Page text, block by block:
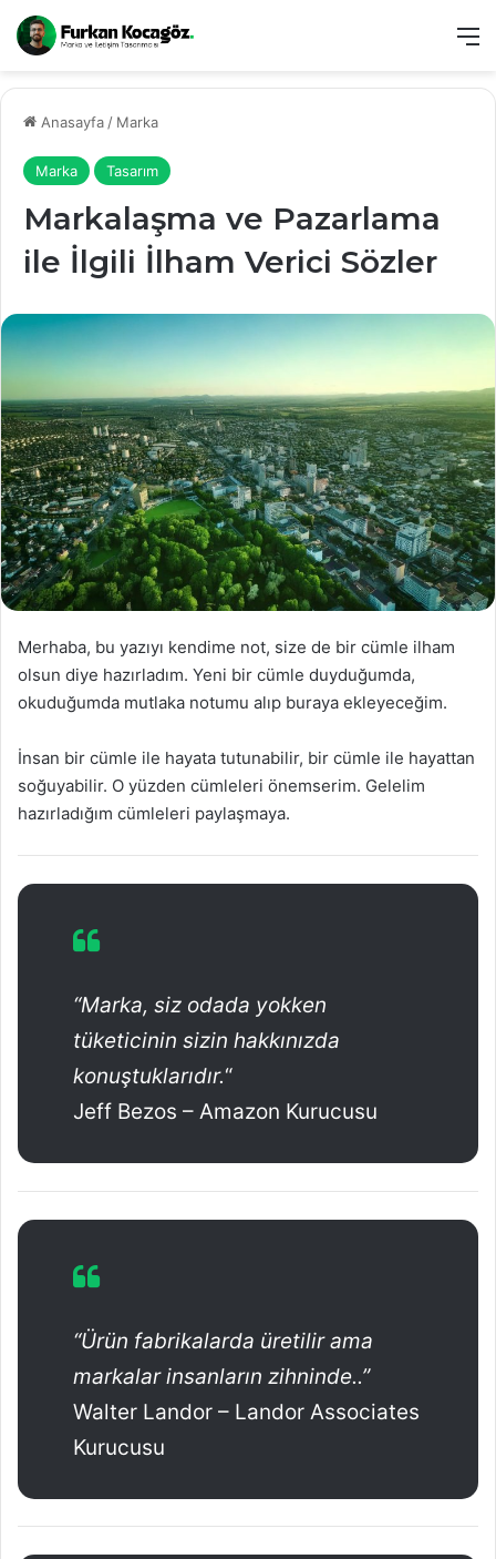
Anasayfa / Marka
Marka Tasarım
Markalaşma ve Pazarlama
ile İlgili İlham Verici Sözler
Merhaba, bu yazıyı kendime not, size de bir cümle ilham
olsun diye hazırladım. Yeni bir cümle duyduğumda,
okuduğumda mutlaka notumu alıp buraya ekleyeceğim.
İnsan bir cümle ile hayata tutunabilir, bir cümle ile hayattan
soğuyabilir. O yüzden cümleleri önemserim. Gelelim
hazırladığım cümleleri paylaşmaya.
“Marka, siz odada yokken
tüketicinin sizin hakkınızda
konuştuklarıdır.“
Jeff Bezos – Amazon Kurucusu
“Ürün fabrikalarda üretilir ama
markalar insanların zihninde..”
Walter Landor – Landor Associates
Kurucusu